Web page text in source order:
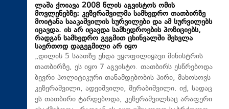
ლაშა ქოიავა 2008 წლის აგვისტოს ომის
მოვლენებზე: კეზერაშვილმა სამხედრო თათბირზე
მოიტანა სააკაშვილის სურვილები და ამ სურვილებს
იცავდა. ის არ იცავდა სამხედროების პოზიციებს,
რადგან სამხედრო გეგმით ცხინვალში შესვლა
საერთოდ დაგეგმილი არ იყო
„დილის 5 საათზე უნდა ვყოფილიყავი მინისტრის
თათბირზე, ეს იყო 7 აგვისტო. თათბირს ესწრებოდა
ბევრი პოლიტიკური თანამდებობის პირი, მახოსოვს
კეზერაშვილი, ადეიშვილი, მერაბიშვილი. იქ, სადაც
ეს თათბირი ტარდებოდა, კეზერაშვილსაც არაფერი